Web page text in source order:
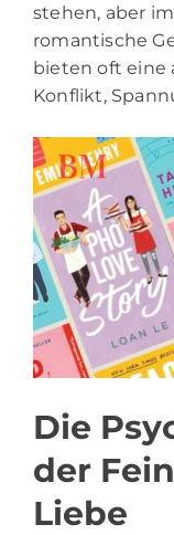
stehen, aber
romantische
bieten oft eine
Konflikt,
Die
der
Liebe